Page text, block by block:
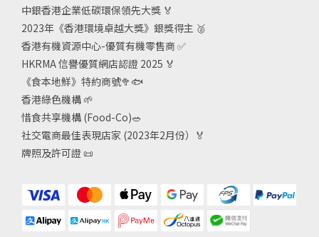
中銀香港企業低碳環保領先大獎 🏅
2023年《香港環境卓越大獎》銀獎得主 🥈
香港有機資源中心-優質有機零售商✅
HKRMA 信譽優質網店認證 2025 🏅
《食本地鮮》特約商號🥦🐟
香港綠色機構 🌱
惜食共享機構 (Food-Co)🥗
社交電商最佳表現店家 (2023年2月份）🏅
牌照及許可證 📜